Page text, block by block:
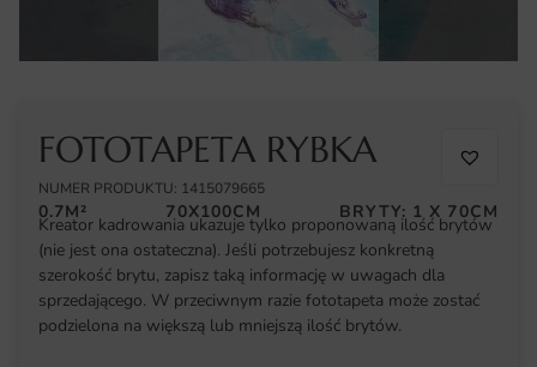
FOTOTAPETA RYBKA
NUMER PRODUKTU: 1415079665
0.7M² 70X100CM BRYTY: 1 X 70CM
Kreator kadrowania ukazuje tylko proponowaną ilość brytów
(nie jest ona ostateczna). Jeśli potrzebujesz konkretną
szerokość brytu, zapisz taką informację w uwagach dla
sprzedającego. W przeciwnym razie fototapeta może zostać
podzielona na większą lub mniejszą ilość brytów.